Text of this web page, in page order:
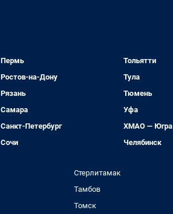
Пермь
Ростов-на-Дону
Рязань
Самара
Санкт-Петербург
Сочи
Тольятти
Тула
Тюмень
Уфа
ХМАО — Югра
Челябинск
Стерлитамак
Тамбов
Томск